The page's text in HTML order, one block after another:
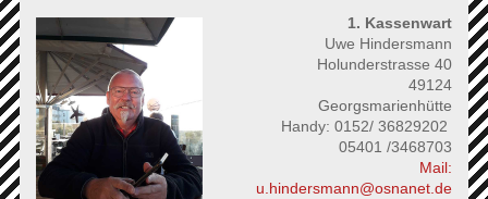
1. Kassenwart
Uwe Hindersmann
Holunderstrasse 40
49124
Georgsmarienhütte
Handy: 0152/ 36829202
05401 /3468703
Mail:
u.hindersmann@osnanet.de